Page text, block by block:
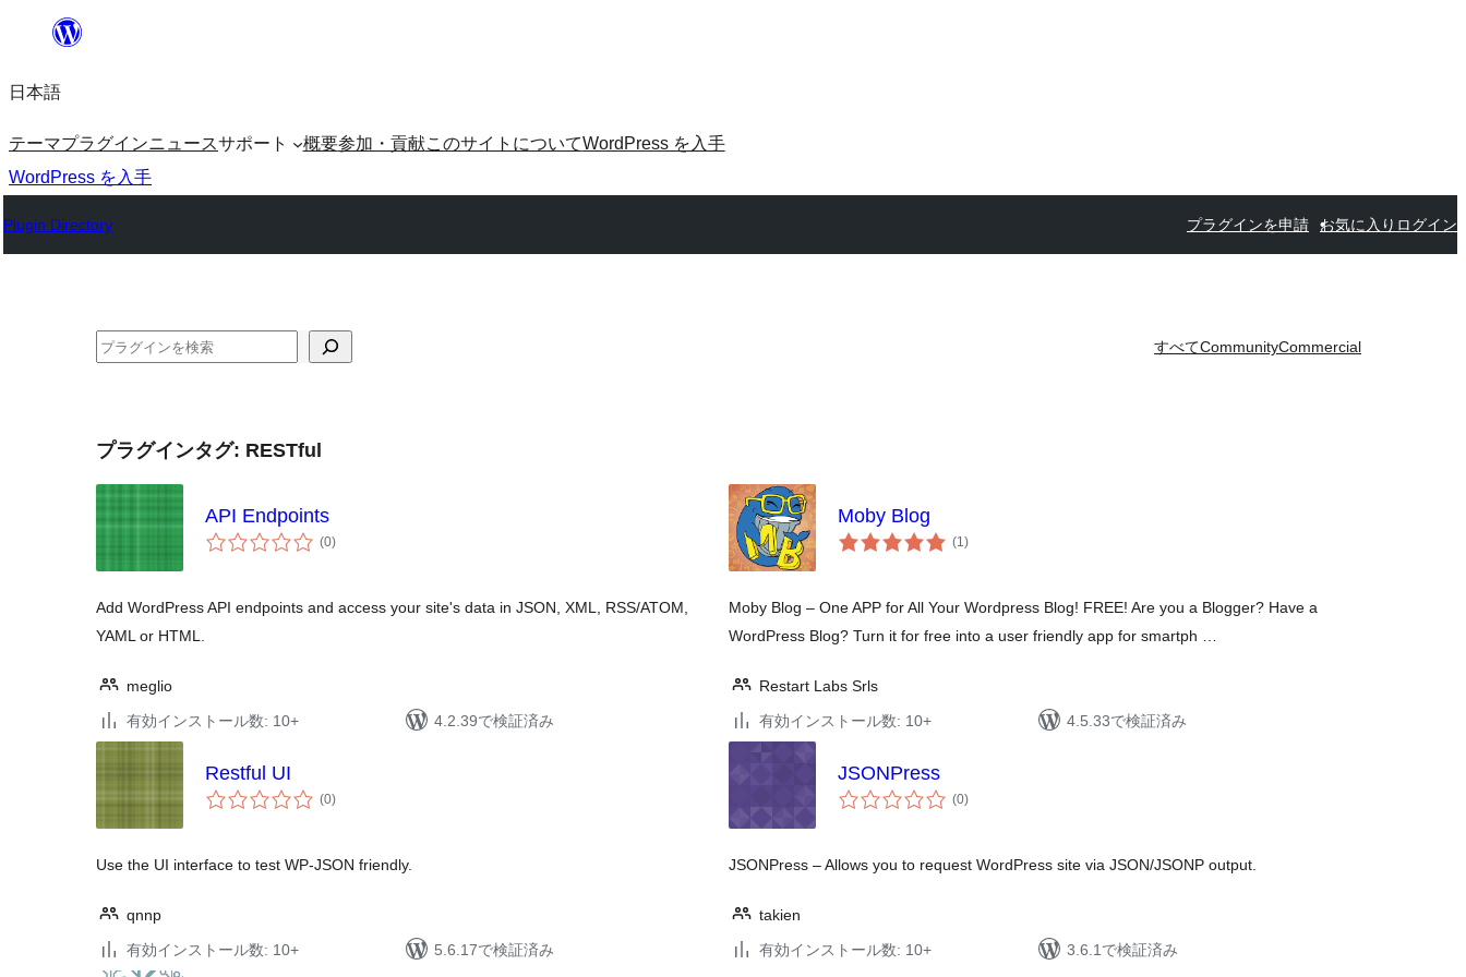
を
ッ
プ
日本語
テーマプラグインニュースサポート 概要参加・貢献このサイトについてWordPress を入手
WordPress を入手
Plugin Directory プラグインを申請 お気に入り ログイン
検
すべてCommunityCommercial
プラグインタグ: RESTful
API Endpoints
(0個
の)
Add WordPress API endpoints and access your site's data in JSON, XML, RSS/ATOM,
YAML or HTML.
meglio
有効インストール数: 10+
4.2.39で検証済み
Moby Blog
(1個
の)
Moby Blog – One APP for All Your Wordpress Blog! FREE! Are you a Blogger? Have a
WordPress Blog? Turn it for free into a user friendly app for smartph …
Restart Labs Srls
有効インストール数: 10+
4.5.33で検証済み
Restful UI
(0個
の)
Use the UI interface to test WP-JSON friendly.
qnnp
有効インストール数: 10+
5.6.17で検証済み
JSONPress
(0個
の)
JSONPress – Allows you to request WordPress site via JSON/JSONP output.
takien
有効インストール数: 10+
3.6.1で検証済み